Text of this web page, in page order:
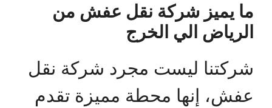
ما يميز شركة نقل عفش من
الرياض الي الخرج
شركتنا ليست مجرد شركة نقل
عفش، إنها محطة مميزة تقدم